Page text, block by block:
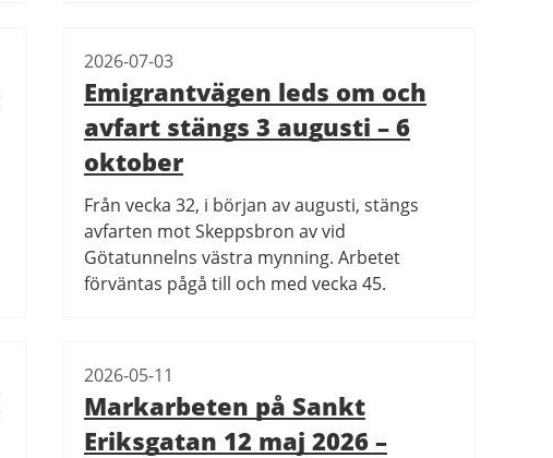
Emigrantvägen leds om och
avfart stängs 3 augusti – 6
oktober
2026-07-03
Från vecka 32, i början av augusti, stängs
avfarten mot Skeppsbron av vid
Götatunnelns västra mynning. Arbetet
förväntas pågå till och med vecka 45.
Markarbeten på Sankt
Eriksgatan 12 maj 2026 –
2026-05-11